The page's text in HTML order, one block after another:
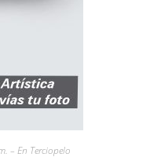
– En Terciopelo